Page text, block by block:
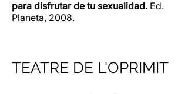
para disfrutar de tu sexualidad. Ed.
Planeta, 2008.
TEATRE DE L'OPRIMIT